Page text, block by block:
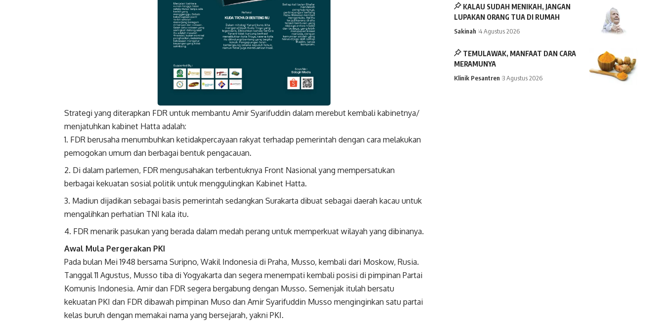
Strategi yang diterapkan FDR untuk membantu Amir Syarifuddin dalam merebut kembali kabinetnya/
menjatuhkan kabinet Hatta adalah:
FDR berusaha menumbuhkan ketidakpercayaan rakyat terhadap pemerintah dengan cara melakukan
pemogokan umum dan berbagai bentuk pengacauan.
Di dalam parlemen, FDR mengusahakan terbentuknya Front Nasional yang mempersatukan
berbagai kekuatan sosial politik untuk menggulingkan Kabinet Hatta.
Madiun dijadikan sebagai basis pemerintah sedangkan Surakarta dibuat sebagai daerah kacau untuk
mengalihkan perhatian TNI kala itu.
FDR menarik pasukan yang berada dalam medah perang untuk memperkuat wilayah yang dibinanya.
Awal Mula Pergerakan PKI
Pada bulan Mei 1948 bersama Suripno, Wakil Indonesia di Praha, Musso, kembali dari Moskow, Rusia.
Tanggal 11 Agustus, Musso tiba di Yogyakarta dan segera menempati kembali posisi di pimpinan Partai
Komunis Indonesia. Amir dan FDR segera bergabung dengan Musso. Semenjak itulah bersatu
kekuatan PKI dan FDR dibawah pimpinan Muso dan Amir Syarifuddin Musso menginginkan satu partai
kelas buruh dengan memakai nama yang bersejarah, yakni PKI.
KALAU SUDAH MENIKAH, JANGAN
LUPAKAN ORANG TUA DI RUMAH
Sakinah 4 Agustus 2026
TEMULAWAK, MANFAAT DAN CARA
MERAMUNYA
Klinik Pesantren 3 Agustus 2026